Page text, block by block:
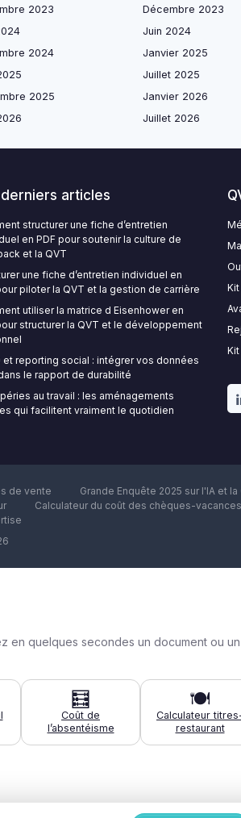
2023 Décembre 2023
Juin 2024
2024 Janvier 2025
Juillet 2025
2025 Janvier 2026
Juillet 2026
derniers articles
structurer une fiche d’entretien
en PDF pour soutenir la culture de
et la QVT
une fiche d’entretien individuel en
piloter la QVT et la gestion de carrière
utiliser la matrice d Eisenhower en
structurer la QVT et le développement
et reporting social : intégrer vos données
le rapport de durabilité
au travail : les aménagements
qui facilitent vraiment le quotidien
de vente Grande Enquête 2025 sur l'IA et la
Calculateur du coût des chèques-
en quelques secondes un document ou
🧮
Coût de
l’absentéisme
🍽️
Calculateur
restaurant